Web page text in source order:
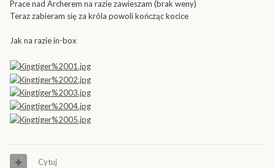
Prace nad Archerem na razie zawieszam (brak weny)
Teraz zabieram się za króla powoli kończąc kocice
Jak na razie in-box
Cytuj